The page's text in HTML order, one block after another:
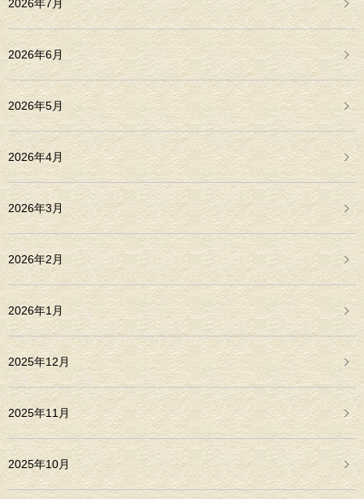
2026年7月
2026年6月
2026年5月
2026年4月
2026年3月
2026年2月
2026年1月
2025年12月
2025年11月
2025年10月